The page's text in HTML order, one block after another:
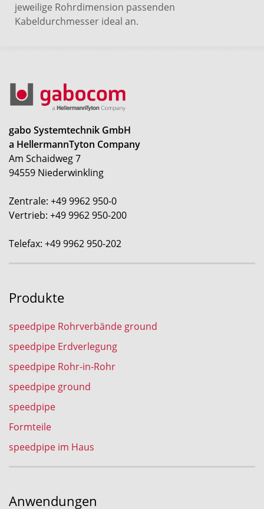
jeweilige Rohrdimension passenden
Kabeldurchmesser ideal an.
gabo Systemtechnik GmbH
a HellermannTyton Company
Am Schaidweg 7
94559 Niederwinkling
Zentrale: +49 9962 950-0
Vertrieb: +49 9962 950-200
Telefax: +49 9962 950-202
Produkte
speedpipe Rohrverbände ground
speedpipe Erdverlegung
speedpipe Rohr-in-Rohr
speedpipe ground
speedpipe
Formteile
speedpipe im Haus
Anwendungen